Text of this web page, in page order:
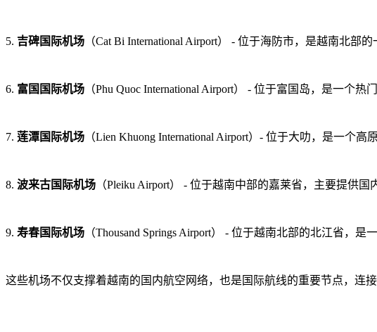
5. 吉碑国际机场 （Cat Bi International Airport） - 位于海防市，是越南北部
6. 富国国际机场 （Phu Quoc International Airport） - 位于富国岛，是一个热
7. 莲潭国际机场 （Lien Khuong International Airport）- 位于大叻，是一个高
8. 波来古国际机场 （Pleiku Airport） - 位于越南中部的嘉莱省，主要提供国
9. 寿春国际机场 （Thousand Springs Airport） - 位于越南北部的北江省，是
这些机场不仅支撑着越南的国内航空网络，也是国际航线的重要节点，连